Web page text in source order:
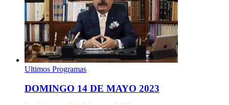
Ultimos Programas
DOMINGO 14 DE MAYO 2023